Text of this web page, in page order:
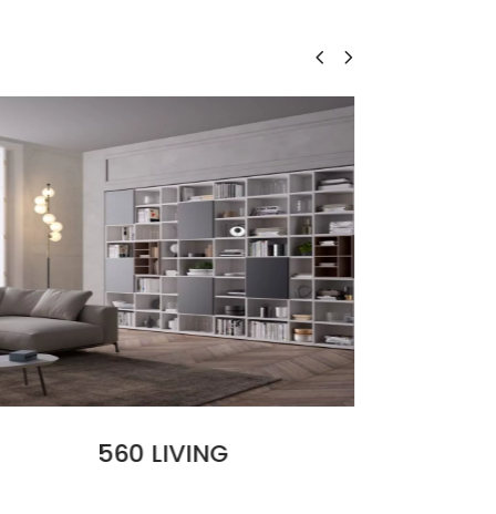
LIBRERIA INFINITY
Leggi tutto